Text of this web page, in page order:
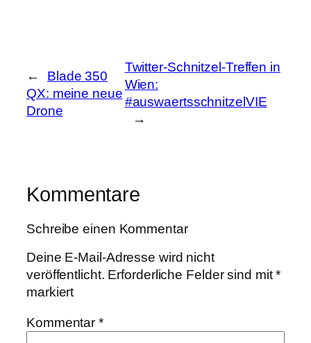
←
Blade 350
QX: meine neue
Drone
Twitter-Schnitzel-Treffen in
Wien:
#auswaertsschnitzelVIE
→
Kommentare
Schreibe einen Kommentar
Deine E-Mail-Adresse wird nicht
veröffentlicht. Erforderliche Felder sind mit*
markiert
Kommentar*